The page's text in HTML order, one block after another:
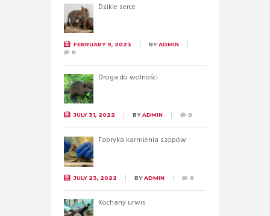
Dzikie serce
FEBRUARY 9, 2023 BYADMIN
0
Droga do wolności
JULY 31, 2022 BYADMIN 0
Fabryka karmienia szopów
JULY 23, 2022 BYADMIN 0
Kochany urwis